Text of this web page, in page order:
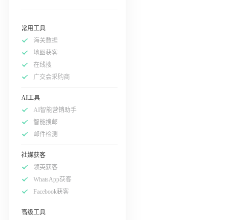
常用工具
海关数据
地图获客
在线搜
广交会采购商
AI工具
AI智能营销助手
智能搜邮
邮件检测
社媒获客
领英获客
WhatsApp获客
Facebook获客
高级工具